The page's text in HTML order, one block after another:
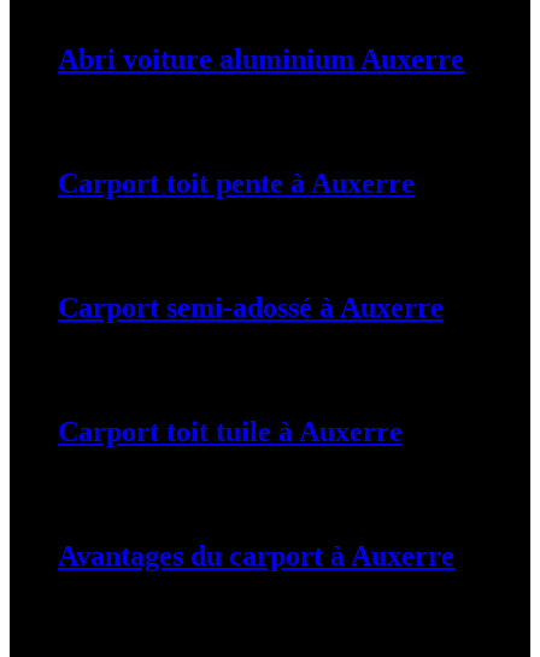
Abri voiture aluminium Auxerre
Carport toit pente à Auxerre
Carport semi-adossé à Auxerre
Carport toit tuile à Auxerre
Avantages du carport à Auxerre